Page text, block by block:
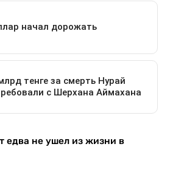
едва не ушел из жизни в